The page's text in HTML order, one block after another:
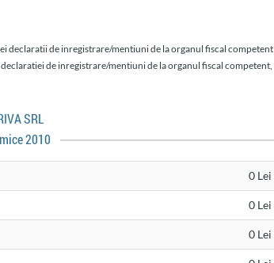
declaratii de inregistrare/mentiuni de la organul fiscal competent
de inregistrare/mentiuni de la organul fiscal competent,
SRL
2010
0 Lei
0 Lei
0 Lei